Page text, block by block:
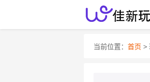
当前位置： 首页 >